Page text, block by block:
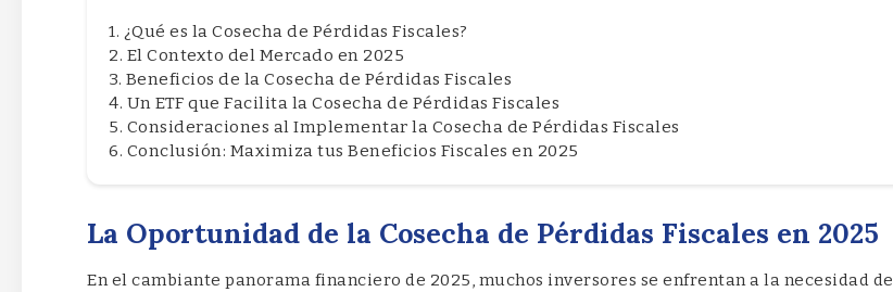
¿Qué es la Cosecha de Pérdidas Fiscales?
El Contexto del Mercado en 2025
Beneficios de la Cosecha de Pérdidas Fiscales
Un ETF que Facilita la Cosecha de Pérdidas Fiscales
Consideraciones al Implementar la Cosecha de Pérdidas Fiscales
Conclusión: Maximiza tus Beneficios Fiscales en 2025
La Oportunidad de la Cosecha de Pérdidas Fiscales en 2025
En el cambiante panorama financiero de 2025, muchos inversores se enfrentan a la necesidad de